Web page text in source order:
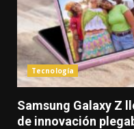
Tecnología
Samsung Galaxy Z
de innovación